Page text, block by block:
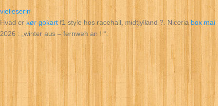
vielleserin
Hvad erkør gokart f1 style hos racehall, midtjylland ?. Niceriabox mai
2026 : „winter aus – fernweh an ! “.